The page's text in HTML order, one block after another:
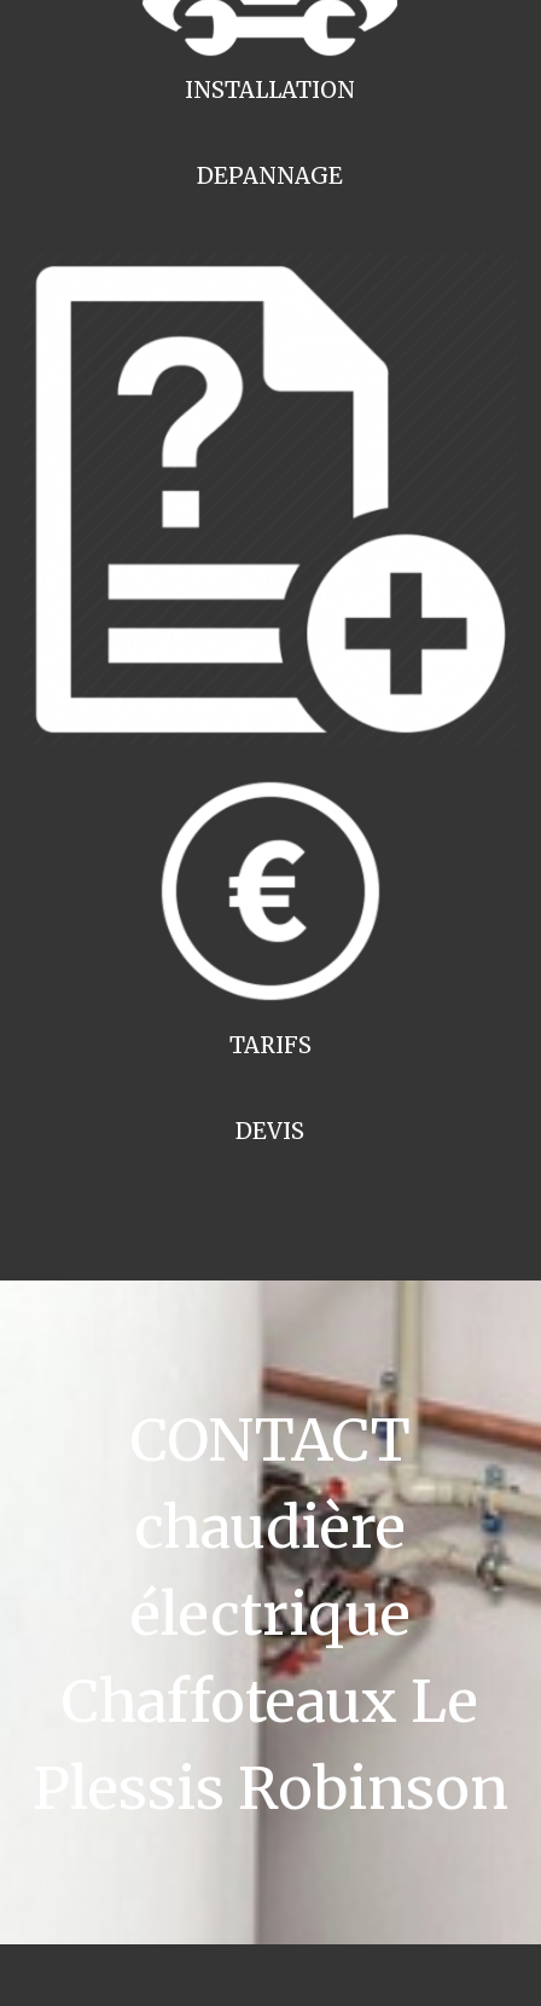
INSTALLATION
DEPANNAGE
TARIFS
DEVIS
CONTACT
chaudière
électrique
Chaffoteaux Le
Plessis Robinson